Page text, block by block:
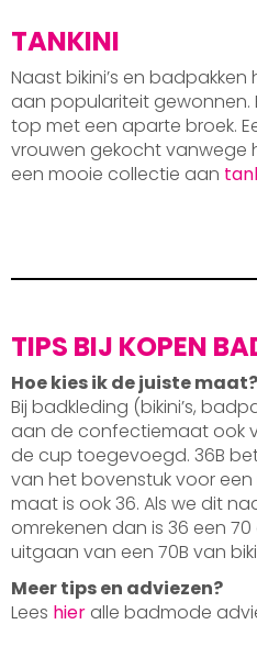
TANKINI
Naast bikini’s en
aan populariteit gewonnen.
top met een aparte broek.
vrouwen gekocht vanwege
een mooie collectie aan
TIPS BIJ KOPEN
Hoe kies ik de juiste maat?
Bij badkleding (bikini’s,
aan de confectiemaat ook
de cup toegevoegd. 36B
van het bovenstuk voor
maat is ook 36. Als we dit
omrekenen dan is 36 een
uitgaan van een 70B van
Meer tips en adviezen?
Lees hier alle badmode